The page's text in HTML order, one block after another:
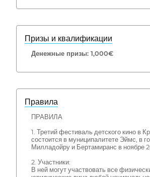
Призы и квалификации
Денежные призы: 1,000€
Правила
ПРАВИЛА
1. Третий фестиваль детского кино в
состоится в муниципалитете Эймс, в
Милладойру и Бертамиранс в ноябре
2. Участники:
В ней могут участвовать все